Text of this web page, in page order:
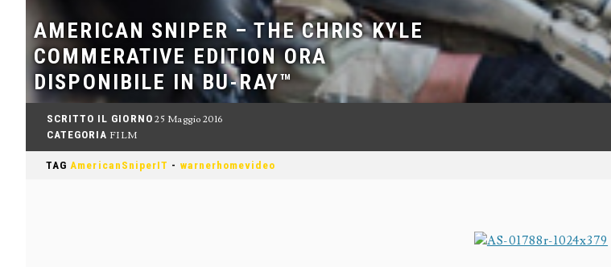
AMERICAN SNIPER – THE CHRIS KYLE
COMMERATIVE EDITION ORA
DISPONIBILE IN BU-RAY™
SCRITTO IL GIORNO 25 Maggio 2016
CATEGORIA FILM
TAGAmericanSniperIT - warnerhomevideo